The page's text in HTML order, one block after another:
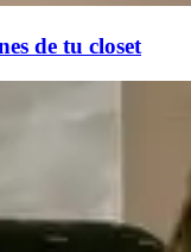
de tu closet